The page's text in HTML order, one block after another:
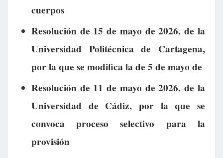
cuerpos
Resolución de 15 de mayo de 2026, de la
Universidad Politécnica de Cartagena,
por la que se modifica la de 5 de mayo de
Resolución de 11 de mayo de 2026, de la
Universidad de Cádiz, por la que se
convoca proceso selectivo para la
provisión